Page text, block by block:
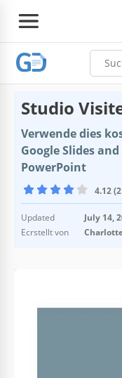
Studio
Verwende dies
Google Slides
PowerPoint
4.12
Updated
July 14,
Ecrstellt von